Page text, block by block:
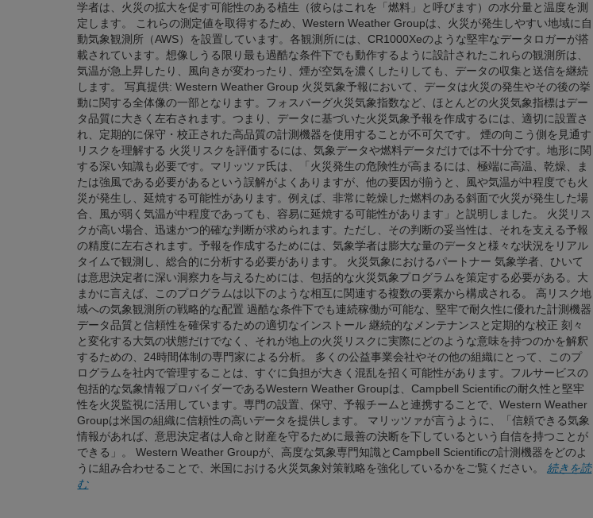
学者は、火災の拡大を促す可能性のある植生（彼らはこれを「燃料」と呼びます）の水分量と温度を測
定します。 これらの測定値を取得するため、Western Weather Groupは、火災が発生しやすい地域に自
動気象観測所（AWS）を設置しています。各観測所には、CR1000Xeのような堅牢なデータロガーが搭
載されています。想像しうる限り最も過酷な条件下でも動作するように設計されたこれらの観測所は、
気温が急上昇したり、風向きが変わったり、煙が空気を濃くしたりしても、データの収集と送信を継続
します。 写真提供: Western Weather Group 火災気象予報において、データは火災の発生やその後の挙
動に関する全体像の一部となります。フォスバーグ火災気象指数など、ほとんどの火災気象指標はデー
タ品質に大きく左右されます。つまり、データに基づいた火災気象予報を作成するには、適切に設置さ
れ、定期的に保守・校正された高品質の計測機器を使用することが不可欠です。 煙の向こう側を見通す
リスクを理解する 火災リスクを評価するには、気象データや燃料データだけでは不十分です。地形に関
する深い知識も必要です。マリッツァ氏は、「火災発生の危険性が高まるには、極端に高温、乾燥、ま
たは強風である必要があるという誤解がよくありますが、他の要因が揃うと、風や気温が中程度でも火
災が発生し、延焼する可能性があります。例えば、非常に乾燥した燃料のある斜面で火災が発生した場
合、風が弱く気温が中程度であっても、容易に延焼する可能性があります」と説明しました。 火災リス
クが高い場合、迅速かつ的確な判断が求められます。ただし、その判断の妥当性は、それを支える予報
の精度に左右されます。予報を作成するためには、気象学者は膨大な量のデータと様々な状況をリアル
タイムで観測し、総合的に分析する必要があります。 火災気象におけるパートナー 気象学者、ひいて
は意思決定者に深い洞察力を与えるためには、包括的な火災気象プログラムを策定する必要がある。大
まかに言えば、このプログラムは以下のような相互に関連する複数の要素から構成される。 高リスク地
域への気象観測所の戦略的な配置 過酷な条件下でも連続稼働が可能な、堅牢で耐久性に優れた計測機器
データ品質と信頼性を確保するための適切なインストール 継続的なメンテナンスと定期的な校正 刻々
と変化する大気の状態だけでなく、それが地上の火災リスクに実際にどのような意味を持つのかを解釈
するための、24時間体制の専門家による分析。 多くの公益事業会社やその他の組織にとって、このプ
ログラムを社内で管理することは、すぐに負担が大きく混乱を招く可能性があります。フルサービスの
包括的な気象情報プロバイダーであるWestern Weather Groupは、Campbell Scientificの耐久性と堅牢
性を火災監視に活用しています。専門の設置、保守、予報チームと連携することで、Western Weather
Groupは米国の組織に信頼性の高いデータを提供します。 マリッツァが言うように、「信頼できる気象
情報があれば、意思決定者は人命と財産を守るために最善の決断を下しているという自信を持つことが
できる」。 Western Weather Groupが、高度な気象専門知識とCampbell Scientificの計測機器をどのよ
うに組み合わせることで、米国における火災気象対策戦略を強化しているかをご覧ください。 続きを読
む